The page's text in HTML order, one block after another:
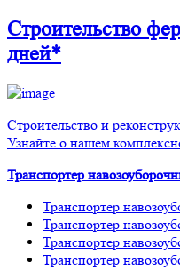
Строительство
дней*
Строительство и
Узнайте о нашем
Транспортер
Транспортер
Транспортер
Транспортер
Транспортер